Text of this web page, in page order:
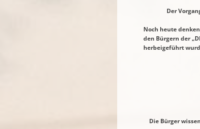
Der Vorgang als
Noch heute denken
den Bürgern der
herbeigeführt
Folgen Sie mir
Die Bürger wissen